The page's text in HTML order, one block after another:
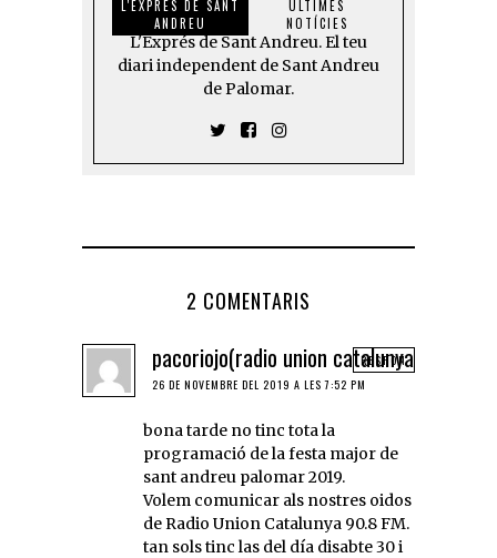
L'EXPRÉS DE SANT
ANDREU
ÚLTIMES
NOTÍCIES
L'Exprés de Sant Andreu. El teu
diari independent de Sant Andreu
de Palomar.
2 COMENTARIS
pacoriojo(radio union catalunya
26 DE NOVEMBRE DEL 2019 A LES 7:52 PM
bona tarde no tinc tota la
programació de la festa major de
sant andreu palomar 2019.
Volem comunicar als nostres oidos
de Radio Union Catalunya 90.8 FM.
tan sols tinc las del día disabte 30 i
RESPON